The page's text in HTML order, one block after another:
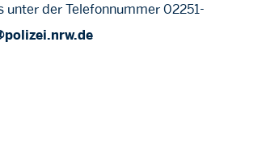
der Telefonnummer 02251-